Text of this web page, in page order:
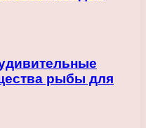
рыбы для